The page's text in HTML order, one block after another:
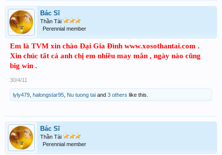
Bác Sĩ
Thần Tài
Perennial member
Em là TVM xin chào Đại Gia Đình www.xosothantai.com .
Xin chúc tất cả anh chị em nhiều may mắn , ngày nào cũng
big win .
30/4/11
lyly479 halongstar95 Nu tuong tai and 3 others like this.
Bác Sĩ
Thần Tài
Perennial member